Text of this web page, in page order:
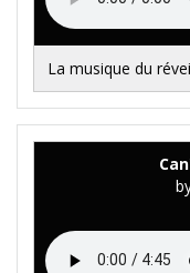
La musique du